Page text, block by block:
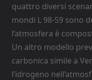
quattro diversi
mondi L 98-59 sono
l’atmosfera è
Un altro modello
carbonica simile a
l’idrogeno